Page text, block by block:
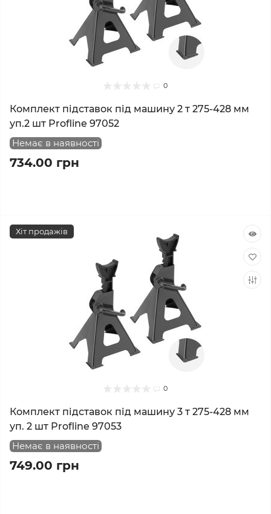
0
Комплект підставок під машину 2 т 275-428 мм
уп.2 шт Profline 97052
Немає в наявності
734.00 грн
Хіт продажів
0
Комплект підставок під машину 3 т 275-428 мм
уп. 2 шт Profline 97053
Немає в наявності
749.00 грн